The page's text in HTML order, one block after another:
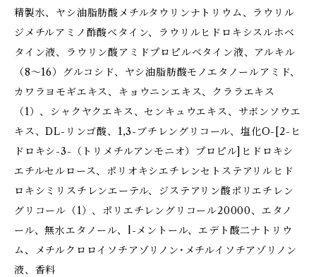
精製水、ヤシ油脂肪酸メチルタウリンナトリウム、ラウリル
ジメチルアミノ酢酸ベタイン、ラウリルヒドロキシスルホベ
タイン液、ラウリン酸アミドプロピルベタイン液、アルキル
（8～16）グルコシド、ヤシ油脂肪酸モノエタノールアミド、
カワラヨモギエキス、キョウニンエキス、クララエキス
（1）、シャクヤクエキス、センキュウエキス、サボンソウエ
キス、DL-リンゴ酸、1,3-ブチレングリコール、塩化O-[2-ヒ
ドロキシ-3-（トリメチルアンモニオ）プロピル]ヒドロキシ
エチルセルロース、ポリオキシエチレンセトステアリルヒド
ロキシミリスチレンエーテル、ジステアリン酸ポリエチレン
グリコール（1）、ポリエチレングリコール20000、エタノ
ール、無水エタノール、l-メントール、エデト酸二ナトリウ
ム、メチルクロロイソチアゾリノン･メチルイソチアゾリノン
液、香料